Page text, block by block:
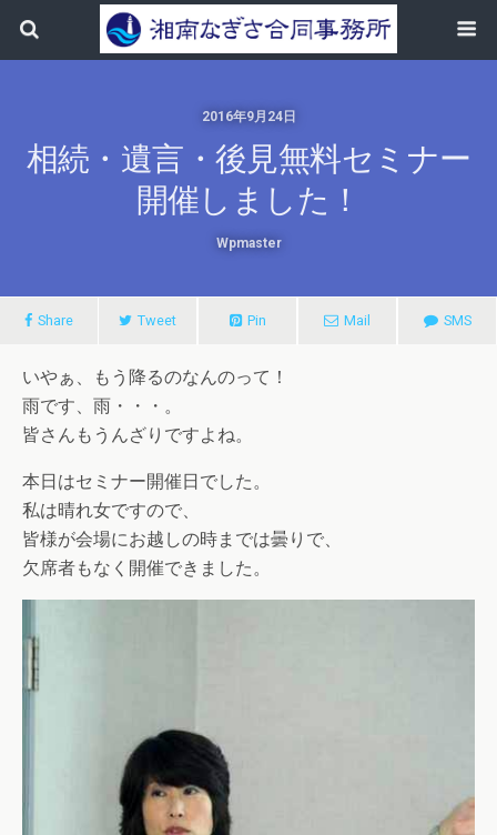
2016年9月24日
相続・遺言・後見無料セミナー
開催しました！
Wpmaster
Share Tweet Pin Mail SMS
いやぁ、もう降るのなんのって！
雨です、雨・・・。
皆さんもうんざりですよね。
本日はセミナー開催日でした。
私は晴れ女ですので、
皆様が会場にお越しの時までは曇りで、
欠席者もなく開催できました。